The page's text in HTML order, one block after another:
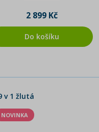
2 899 Kč
Do košíku
v 1 žlutá
NOVINKA